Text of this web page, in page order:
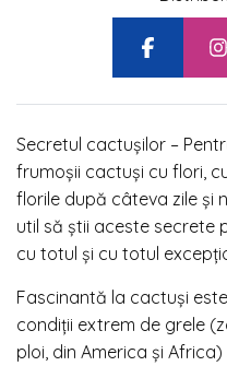
Secretul cactușilor –
frumoșii cactuși cu flori,
florile după câteva zile și
util să știi aceste secrete
cu totul și cu totul
Fascinantă la cactuși
condiții extrem de grele
ploi, din America și